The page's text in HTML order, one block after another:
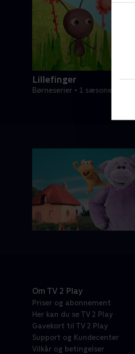
Lillefinger
Børneserier • 1 sæsoner
Om TV 2 Play
Priser og abonnement
Her kan du se TV 2 Play
Gavekort til TV 2 Play
Support og Kundecenter
Vilkår og betingelser